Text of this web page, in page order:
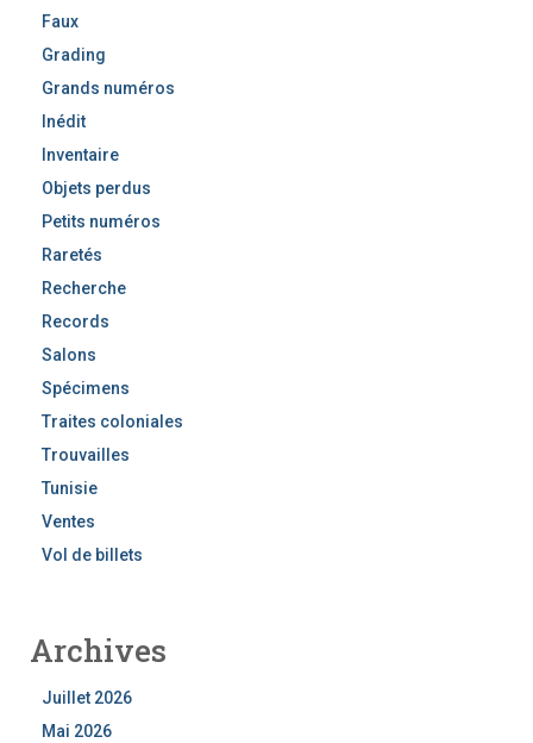
Faux
Grading
Grands numéros
Inédit
Inventaire
Objets perdus
Petits numéros
Raretés
Recherche
Records
Salons
Spécimens
Traites coloniales
Trouvailles
Tunisie
Ventes
Vol de billets
Archives
Juillet 2026
Mai 2026